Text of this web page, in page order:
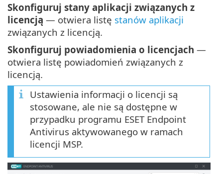
Skonfiguruj stany aplikacji związanych z
licencją — otwiera listę stanów aplikacji
związanych z licencją.
Skonfiguruj powiadomienia o licencjach —
otwiera listę powiadomień związanych z
licencją.
Ustawienia informacji o licencji są
stosowane, ale nie są dostępne w
przypadku programu ESET Endpoint
Antivirus aktywowanego w ramach
licencji MSP.